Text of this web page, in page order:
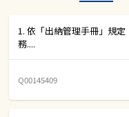
1. 依「出納管理手冊」規
務....
Q00145409